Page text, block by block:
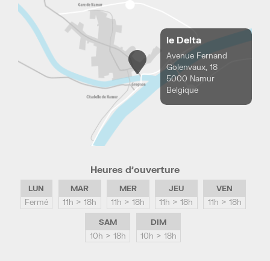
le Delta
Avenue Fernand
Golenvaux, 18
5000 Namur
Belgique
Heures d’ouverture
LUN
Fermé
MAR
11h > 18h
MER
11h > 18h
JEU
11h > 18h
VEN
11h > 18h
SAM
10h > 18h
DIM
10h > 18h